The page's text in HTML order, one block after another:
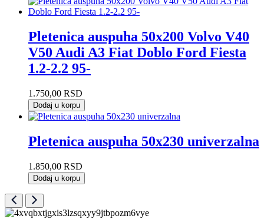
Pletenica auspuha 50x200 Volvo V40
V50 Audi A3 Fiat Doblo Ford Fiesta
1.2-2.2 95-
1.750,00 RSD
Dodaj u korpu
Pletenica auspuha 50x230 univerzalna
1.850,00 RSD
Dodaj u korpu